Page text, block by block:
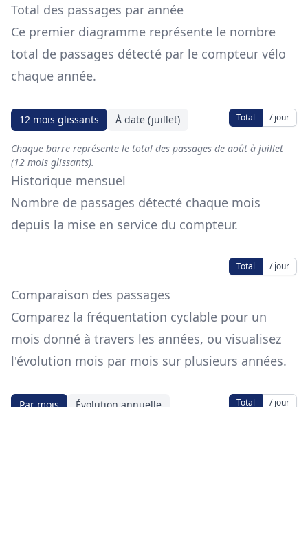
Total des passages par année
Ce premier diagramme représente le nombre
total de passages détecté par le compteur vélo
chaque année.
12 mois glissants À date (juillet) Total / jour
Chaque barre représente le total des passages de août à juillet
(12 mois glissants).
Historique mensuel
Nombre de passages détecté chaque mois
depuis la mise en service du compteur.
Total / jour
Comparaison des passages
Comparez la fréquentation cyclable pour un
mois donné à travers les années, ou visualisez
l'évolution mois par mois sur plusieurs années.
Par mois Évolution annuelle Total / jour